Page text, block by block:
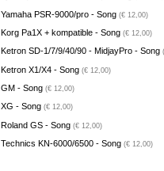
Yamaha PSR-9000/pro - Song (€ 12,00)
Korg Pa1X + kompatible - Song (€ 12,00)
Ketron SD-1/7/9/40/90 - MidjayPro - Song
Ketron X1/X4 - Song (€ 12,00)
GM - Song (€ 12,00)
XG - Song (€ 12,00)
Roland GS - Song (€ 12,00)
Technics KN-6000/6500 - Song (€ 12,00)